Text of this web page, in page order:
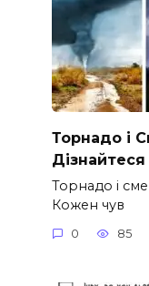
Торнадо і
Торнадо і
Кожен чув
0 85